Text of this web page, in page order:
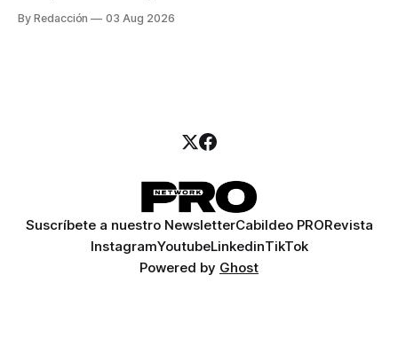
artesanal, ingredientes de calidad y experiencias que
By Redacción 03 Aug 2026
Suscríbete a nuestro NewsletterCabildeo PRORevista
InstagramYoutubeLinkedinTikTok
Powered by Ghost